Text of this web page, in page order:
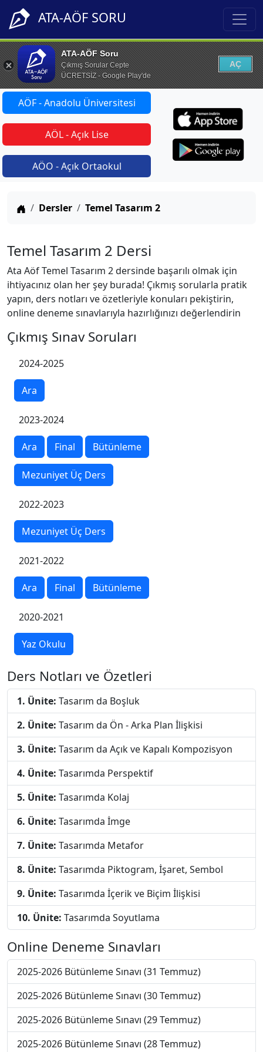
ATA-AÖF SORU
ATA-AÖF Soru
Çıkmış Sorular Cepte
ÜCRETSİZ - Google Play'de
AÇ
AÖF - Anadolu Üniversitesi
AÖL - Açık Lise
AÖO - Açık Ortaokul
Anasayfa
Dersler Temel Tasarım 2
Temel Tasarım 2 Dersi
Ata Aöf Temel Tasarım 2 dersinde başarılı olmak için
ihtiyacınız olan her şey burada! Çıkmış sorularla pratik
yapın, ders notları ve özetleriyle konuları pekiştirin,
online deneme sınavlarıyla hazırlığınızı değerlendirin
Çıkmış Sınav Soruları
2024-2025
Ara
2023-2024
Ara Final Bütünleme
Mezuniyet Üç Ders
2022-2023
Mezuniyet Üç Ders
2021-2022
Ara Final Bütünleme
2020-2021
Yaz Okulu
Ders Notları ve Özetleri
1. Ünite: Tasarım da Boşluk
2. Ünite: Tasarım da Ön - Arka Plan İlişkisi
3. Ünite: Tasarım da Açık ve Kapalı Kompozisyon
4. Ünite: Tasarımda Perspektif
5. Ünite: Tasarımda Kolaj
6. Ünite: Tasarımda İmge
7. Ünite: Tasarımda Metafor
8. Ünite: Tasarımda Piktogram, İşaret, Sembol
9. Ünite: Tasarımda İçerik ve Biçim İlişkisi
10. Ünite: Tasarımda Soyutlama
Online Deneme Sınavları
2025-2026 Bütünleme Sınavı (31 Temmuz)
2025-2026 Bütünleme Sınavı (30 Temmuz)
2025-2026 Bütünleme Sınavı (29 Temmuz)
2025-2026 Bütünleme Sınavı (28 Temmuz)